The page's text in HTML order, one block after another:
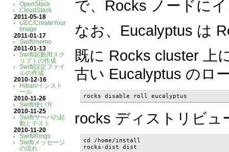
OpenStack
CloudStack
2011-05-18
UEC/CreateYour
Image
2011-01-17
Swift/memo
2011-01-13
Swift/起動用スク
リプトの作成
Swift/設定ファイ
ルの作成
2010-12-16
Hibari/インスト
ール
2010-11-26
Swift/使い方
2010-11-25
Swift/サーバの起
動とテスト
2010-11-20
Swift/Rings
Swift/メッセージ
の流れ
で、Rocks ノードに
なお、Eucalyptus は
既に Rocks cluster 上
古い Eucalyptus のロ
rocks disable roll eucalyptus
rocks ディストリビュ
cd /home/install
rocks-dist dist